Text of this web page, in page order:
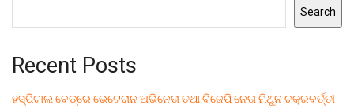
Search
Recent Posts
ହସ୍ପିଟାଲ ବେଡ୍‌ରେ ଭେଟେରାନ ଅଭିନେତା ତଥା ବିଜେପି ନେତା ମିଥୁନ ଚକ୍ରବର୍ତ୍ତୀ